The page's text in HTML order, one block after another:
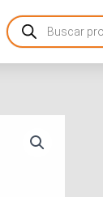
Products
search